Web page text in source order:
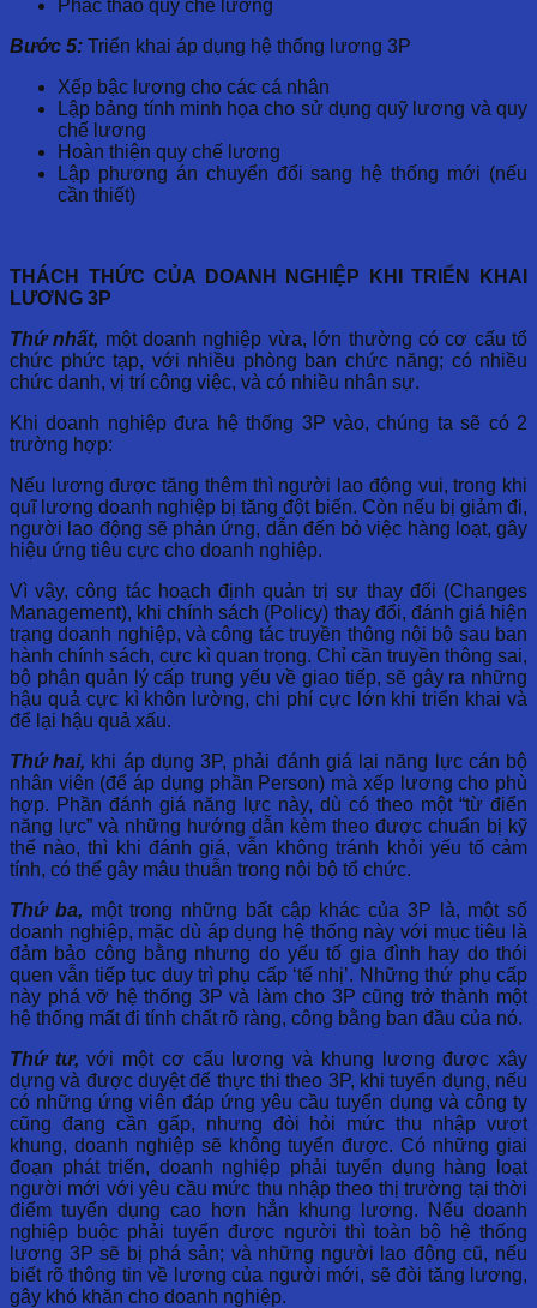
Phác thảo quy chế lương
Bước 5: Triển khai áp dụng hệ thống lương 3P
Xếp bậc lương cho các cá nhân
Lập bảng tính minh họa cho sử dụng quỹ lương và quy
chế lương
Hoàn thiện quy chế lương
Lập phương án chuyển đổi sang hệ thống mới (nếu
cần thiết)
THÁCH THỨC CỦA DOANH NGHIỆP KHI TRIỂN KHAI
LƯƠNG 3P
Thứ nhất, một doanh nghiệp vừa, lớn thường có cơ cấu tổ
chức phức tạp, với nhiều phòng ban chức năng; có nhiều
chức danh, vị trí công việc, và có nhiều nhân sự.
Khi doanh nghiệp đưa hệ thống 3P vào, chúng ta sẽ có 2
trường hợp:
Nếu lương được tăng thêm thì người lao động vui, trong khi
quĩ lương doanh nghiệp bị tăng đột biến. Còn nếu bị giảm đi,
người lao động sẽ phản ứng, dẫn đến bỏ việc hàng loạt, gây
hiệu ứng tiêu cực cho doanh nghiệp.
Vì vậy, công tác hoạch định quản trị sự thay đổi (Changes
Management), khi chính sách (Policy) thay đổi, đánh giá hiện
trạng doanh nghiệp, và công tác truyền thông nội bộ sau ban
hành chính sách, cực kì quan trọng. Chỉ cần truyền thông sai,
bộ phận quản lý cấp trung yếu về giao tiếp, sẽ gây ra những
hậu quả cực kì khôn lường, chi phí cực lớn khi triển khai và
để lại hậu quả xấu.
Thứ hai, khi áp dụng 3P, phải đánh giá lại năng lực cán bộ
nhân viên (để áp dụng phần Person) mà xếp lương cho phù
hợp. Phần đánh giá năng lực này, dù có theo một “từ điển
năng lực” và những hướng dẫn kèm theo được chuẩn bị kỹ
thế nào, thì khi đánh giá, vẫn không tránh khỏi yếu tố cảm
tính, có thể gây mâu thuẫn trong nội bộ tổ chức.
Thứ ba, một trong những bất cập khác của 3P là, một số
doanh nghiệp, mặc dù áp dụng hệ thống này với mục tiêu là
đảm bảo công bằng nhưng do yếu tố gia đình hay do thói
quen vẫn tiếp tục duy trì phụ cấp ‘tế nhị’. Những thứ phụ cấp
này phá vỡ hệ thống 3P và làm cho 3P cũng trở thành một
hệ thống mất đi tính chất rõ ràng, công bằng ban đầu của nó.
Thứ tư, với một cơ cấu lương và khung lương được xây
dựng và được duyệt để thực thi theo 3P, khi tuyển dụng, nếu
có những ứng viên đáp ứng yêu cầu tuyển dụng và công ty
cũng đang cần gấp, nhưng đòi hỏi mức thu nhập vượt
khung, doanh nghiệp sẽ không tuyển được. Có những giai
đoạn phát triển, doanh nghiệp phải tuyển dụng hàng loạt
người mới với yêu cầu mức thu nhập theo thị trường tại thời
điểm tuyển dụng cao hơn hẳn khung lương. Nếu doanh
nghiệp buộc phải tuyển được người thì toàn bộ hệ thống
lương 3P sẽ bị phá sản; và những người lao động cũ, nếu
biết rõ thông tin về lương của người mới, sẽ đòi tăng lương,
gây khó khăn cho doanh nghiệp.